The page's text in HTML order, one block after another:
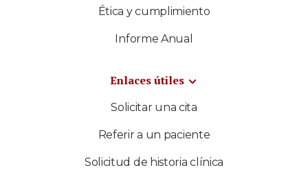
Ética y cumplimiento
Informe Anual
Enlaces útiles
Solicitar una cita
Referir a un paciente
Solicitud de historia clínica